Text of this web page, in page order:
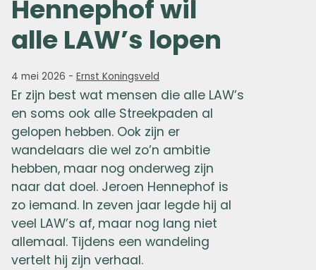
Hennephof wil
alle LAW’s lopen
4 mei 2026 - Ernst Koningsveld
Er zijn best wat mensen die alle LAW’s
en soms ook alle Streekpaden al
gelopen hebben. Ook zijn er
wandelaars die wel zo’n ambitie
hebben, maar nog onderweg zijn
naar dat doel. Jeroen Hennephof is
zo iemand. In zeven jaar legde hij al
veel LAW’s af, maar nog lang niet
allemaal. Tijdens een wandeling
vertelt hij zijn verhaal.